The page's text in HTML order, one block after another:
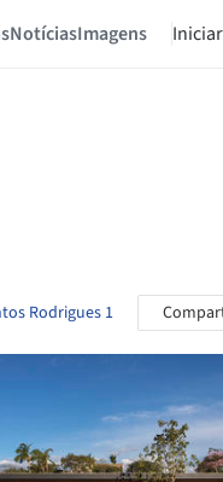
NotíciasImagens
Rodrigues 1